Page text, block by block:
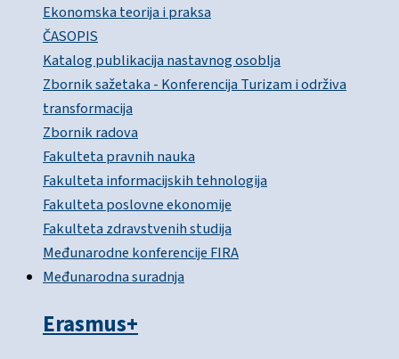
Ekonomska teorija i praksa
ČASOPIS
Katalog publikacija nastavnog osoblja
Zbornik sažetaka - Konferencija Turizam i održiva
transformacija
Zbornik radova
Fakulteta pravnih nauka
Fakulteta informacijskih tehnologija
Fakulteta poslovne ekonomije
Fakulteta zdravstvenih studija
Međunarodne konferencije FIRA
Međunarodna suradnja
Erasmus+